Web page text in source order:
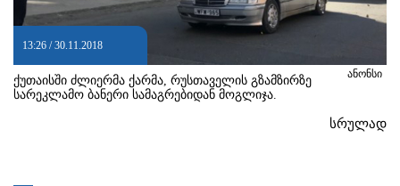
13:26 / 30.11.2018
ანონსი
ქუთაისში ძლიერმა ქარმა, რუსთაველის გზამზირზე
სარეკლამო ბანერი სამაგრებიდან მოგლიჯა.
სრულად